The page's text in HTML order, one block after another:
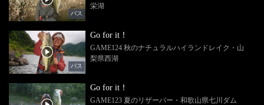
バス
栄湖
バス
Go for it！
GAME124 秋のナチュラルハイランドレイク・山
梨県西湖
Go for it！
GAME123 夏のリザーバー・和歌山県七川ダム